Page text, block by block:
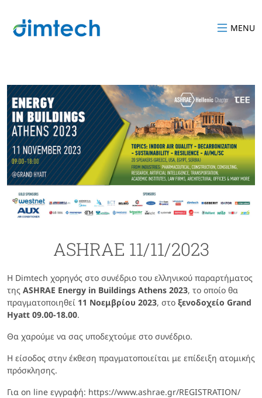
MENU
ASHRAE 11/11/2023
Η Dimtech χορηγός στο συνέδριο του ελληνικού παραρτήματος
της ASHRAE Energy in Buildings Athens 2023, το οποίο θα
πραγματοποιηθεί 11 Νοεμβρίου 2023, στο ξενοδοχείο Grand
Hyatt 09.00-18.00.
Θα χαρούμε να σας υποδεχτούμε στο συνέδριο.
Η είσοδος στην έκθεση πραγματοποιείται με επίδειξη ατομικής
πρόσκλησης.
Για on line εγγραφή: https://www.ashrae.gr/REGISTRATION/